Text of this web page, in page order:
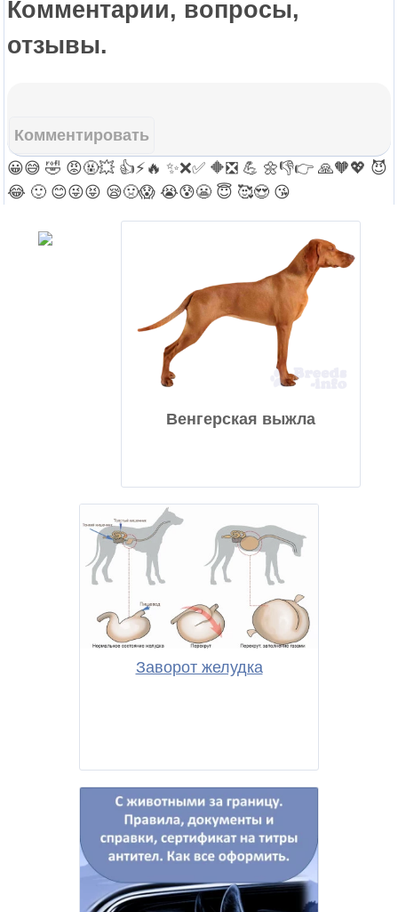
Заворот желудка
Комментарии, вопросы,
отзывы.
Комментировать
😀😅 🤣 😡🤬💥 👍⚡ 🔥 ✨❌✅ 🔶❎ 💪 🌼👎👉 🙏🧡💖 😈
😂 🙂 😊😜😝 😪🤢😱 😭😰😬 😇 🥰😍 😘
Венгерская выжла